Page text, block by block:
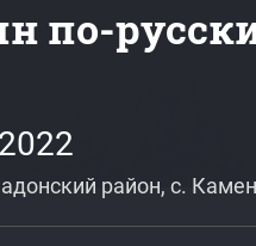
по-
район, с.